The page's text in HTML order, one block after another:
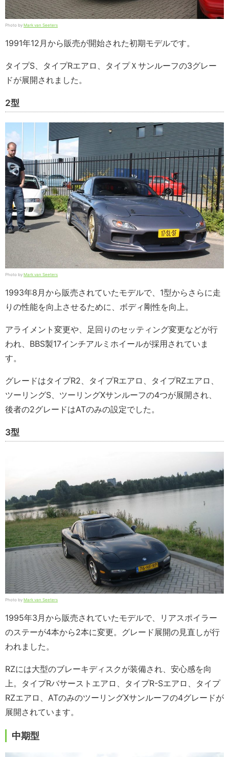
Photo by Mark van Seeters
1991年12月から販売が開始された初期モデルです。
タイプS、タイプRエアロ、タイプＸサンルーフの3グレー
ドが展開されました。
2型
Photo by Mark van Seeters
1993年8月から販売されていたモデルで、1型からさらに走
りの性能を向上させるために、ボディ剛性を向上。
アライメント変更や、足回りのセッティング変更などが行
われ、BBS製17インチアルミホイールが採用されていま
す。
グレードはタイプR2、タイプRエアロ、タイプRZエアロ、
ツーリングS、ツーリングXサンルーフの4つが展開され、
後者の2グレードはATのみの設定でした。
3型
Photo by Mark van Seeters
1995年3月から販売されていたモデルで、リアスポイラー
のステーが4本から2本に変更。グレード展開の見直しが行
われました。
RZには大型のブレーキディスクが装備され、安心感を向
上。タイプRバサーストエアロ、タイプR-Sエアロ、タイプ
RZエアロ、ATのみのツーリングXサンルーフの4グレードが
展開されています。
中期型